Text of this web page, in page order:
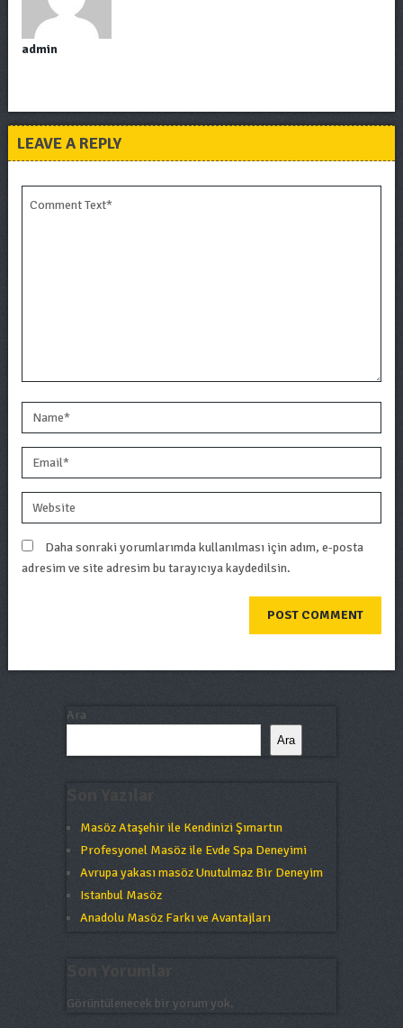
admin
LEAVE A REPLY
Daha sonraki yorumlarımda kullanılması için adım, e-posta
adresim ve site adresim bu tarayıcıya kaydedilsin.
Ara
Ara
Masöz Ataşehir ile Kendinizi Şımartın
Profesyonel Masöz ile Evde Spa Deneyimi
Avrupa yakası masöz Unutulmaz Bir Deneyim
Istanbul Masöz
Anadolu Masöz Farkı ve Avantajları
Görüntülenecek bir yorum yok.